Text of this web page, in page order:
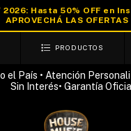
PRODUCTOS
el País • Atención
Sin Interés• Garantía